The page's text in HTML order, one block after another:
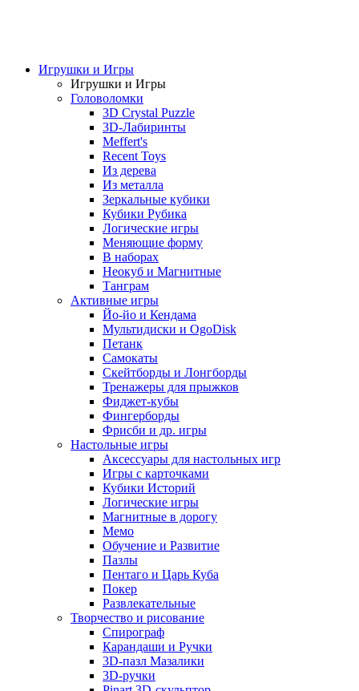
Игрушки и Игры
Игрушки и Игры
Головоломки
3D Crystal Puzzle
3D-Лабиринты
Meffert's
Recent Toys
Из дерева
Из металла
Зеркальные кубики
Кубики Рубика
Логические игры
Меняющие форму
В наборах
Неокуб и Магнитные
Танграм
Активные игры
Йо-йо и Кендама
Мультидиски и OgoDisk
Петанк
Самокаты
Скейтборды и Лонгборды
Тренажеры для прыжков
Фиджет-кубы
Фингерборды
Фрисби и др. игры
Настольные игры
Аксессуары для настольных игр
Игры с карточками
Кубики Историй
Логические игры
Магнитные в дорогу
Мемо
Обучение и Развитие
Пазлы
Пентаго и Царь Куба
Покер
Развлекательные
Творчество и рисование
Спирограф
Карандаши и Ручки
3D-пазл Мазалики
3D-ручки